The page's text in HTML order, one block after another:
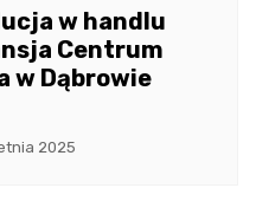
w handlu
Centrum
w Dąbrowie
2025